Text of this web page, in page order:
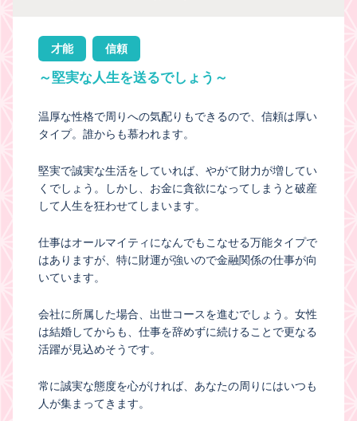
才能 信頼
～堅実な人生を送るでしょう～
温厚な性格で周りへの気配りもできるので、信頼は厚い
タイプ。誰からも慕われます。
堅実で誠実な生活をしていれば、やがて財力が増してい
くでしょう。しかし、お金に貪欲になってしまうと破産
して人生を狂わせてしまいます。
仕事はオールマイティになんでもこなせる万能タイプで
はありますが、特に財運が強いので金融関係の仕事が向
いています。
会社に所属した場合、出世コースを進むでしょう。女性
は結婚してからも、仕事を辞めずに続けることで更なる
活躍が見込めそうです。
常に誠実な態度を心がければ、あなたの周りにはいつも
人が集まってきます。